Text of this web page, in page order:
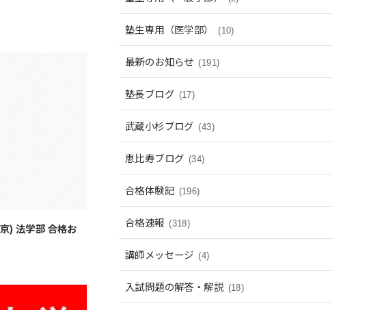
) 法学部 合格お
塾生専用（医学部） (10)
最新のお知らせ (191)
塾長ブログ (17)
武蔵小杉ブログ (43)
恵比寿ブログ (34)
合格体験記 (196)
合格速報 (318)
講師メッセージ (4)
入試問題の解答・解説 (18)